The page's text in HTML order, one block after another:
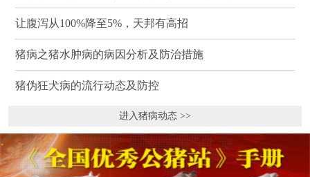
让腹泻从100%降至5%，天邦有高招
猪病之猪水肿病的病因分析及防治措施
猪伪狂犬病的流行动态及防控
进入猪病动态 >>